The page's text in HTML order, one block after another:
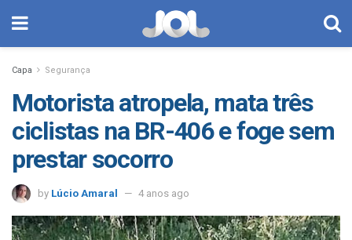
Capa Segurança
Motorista atropela, mata três
ciclistas na BR-406 e foge sem
prestar socorro
by Lúcio Amaral 4 anos ago